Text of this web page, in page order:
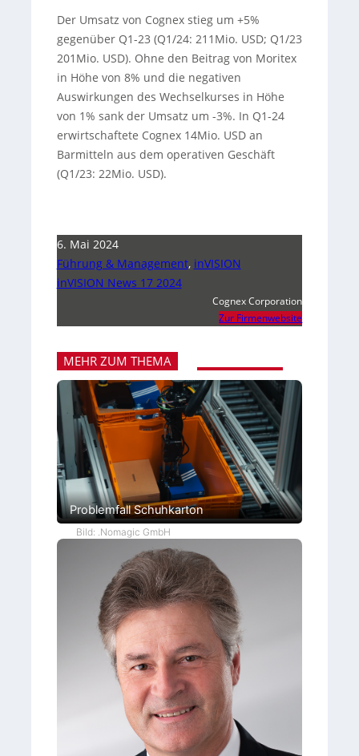
Der Umsatz von Cognex stieg um +5%
gegenüber Q1-23 (Q1/24: 211Mio. USD; Q1/23
201Mio. USD). Ohne den Beitrag von Moritex
in Höhe von 8% und die negativen
Auswirkungen des Wechselkurses in Höhe
von 1% sank der Umsatz um -3%. In Q1-24
erwirtschaftete Cognex 14Mio. USD an
Barmitteln aus dem operativen Geschäft
(Q1/23: 22Mio. USD).
6. Mai 2024
Führung & Management, inVISION
inVISION News 17 2024
Cognex Corporation
Zur Firmenwebsite
MEHR ZUM THEMA
Problemfall Schuhkarton
Bild: .Nomagic GmbH